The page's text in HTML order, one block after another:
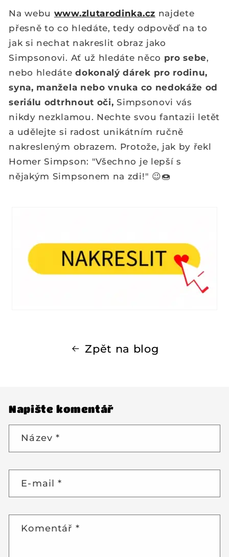
Na webu www.zlutarodinka.cz najdete
přesně to co hledáte, tedy odpověď na to
jak si nechat nakreslit obraz jako
Simpsonovi. Ať už hledáte něco pro sebe,
nebo hledátedokonalý dárek pro rodinu,
syna, manžela nebo vnuka co nedokáže od
seriálu odtrhnout oči, Simpsonovi vás
nikdy nezklamou. Nechte svou fantazii letět
a udělejte si radost unikátním ručně
nakresleným obrazem. Protože, jak by řekl
Homer Simpson: "Všechno je lepší s
nějakým Simpsonem na zdi!" 😉🍩
Zpět na blog
Napište komentář
Název*
E-mail*
Komentář *